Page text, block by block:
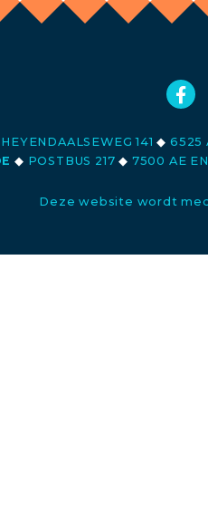
HEYENDAALSEWEG 141◆ 6525
◆ POSTBUS 217◆ 7500 AE
Deze website wordt